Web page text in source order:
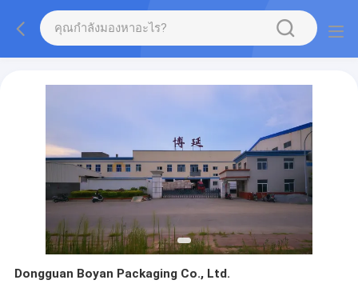
Dongguan Boyan Packaging Co., Ltd.